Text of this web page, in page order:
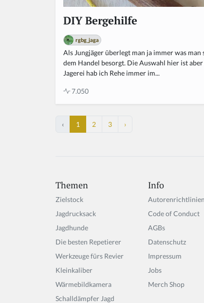
DIY Bergehilfe
rgbg_jaga
Als Jungjäger überlegt man ja immer was
dem Handel besorgt. Die Auswahl hier ist
Jagerei hab ich Rehe immer im...
7.050
‹ 1 2 3 ›
Themen
Zielstock
Jagdrucksack
Jagdhunde
Die besten Repetierer
Werkzeuge fürs Revier
Kleinkaliber
Wärmebildkamera
Schalldämpfer Jagd
Info
Autorenrichtlinien
Code of Conduct
AGBs
Datenschutz
Impressum
Jobs
Merch Shop